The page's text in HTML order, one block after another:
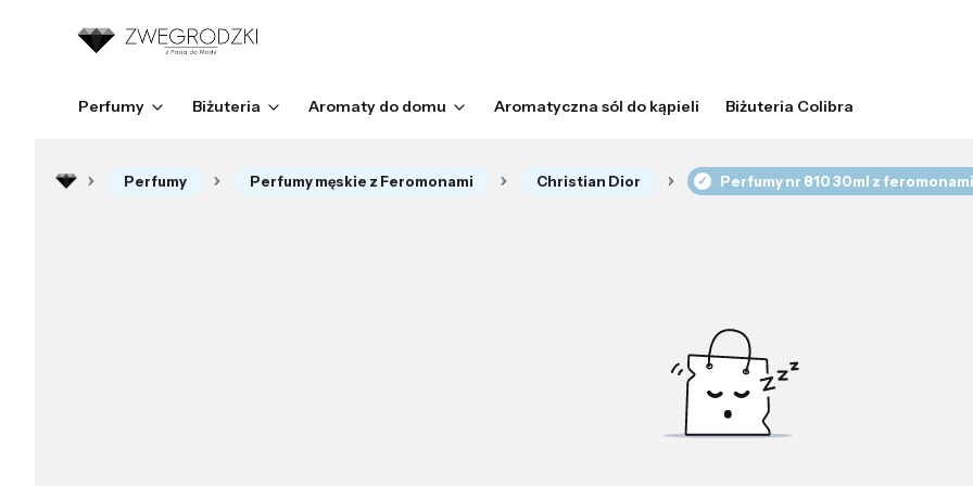
Perfumy Biżuteria Aromaty do domu Aromatyczna sól do kąpieli Biżuteria Colibra
Perfumy Perfumy męskie z Feromonami Christian Dior Perfumy nr 810 30ml z